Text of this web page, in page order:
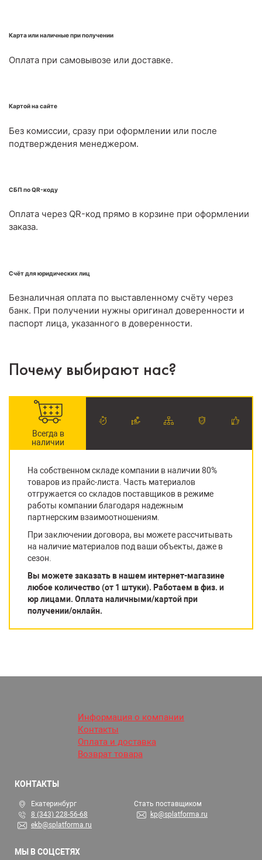
Карта или наличные при получении
Оплата при самовывозе или доставке.
Картой на сайте
Без комиссии, сразу при оформлении или после
подтверждения менеджером.
СБП по QR-коду
Оплата через QR-код прямо в корзине при оформлении
заказа.
Счёт для юридических лиц
Безналичная оплата по выставленному счёту через
банк. При получении нужны оригинал доверенности и
паспорт лица, указанного в доверенности.
Почему выбирают нас?
Всегда в
наличии
На собственном складе компании в наличии 80%
товаров из прайс-листа. Часть материалов
отгружается со складов поставщиков в режиме
работы компании благодаря надежным
партнерским взаимоотношениям.
При заключении договора, вы можете рассчитывать
на наличие материалов под ваши объекты, даже в
сезон.
Вы можете заказать в нашем интернет-магазине
любое количество (от 1 штуки). Работаем в физ. и
юр лицами. Оплата наличными/картой при
получении/онлайн.
Информация о компании
Контакты
Оплата и доставка
Возврат товара
КОНТАКТЫ
Екатеринбург
8 (343) 228-56-68
ekb@splatforma.ru
Стать поставщиком
kp@splatforma.ru
МЫ В СОЦСЕТЯХ